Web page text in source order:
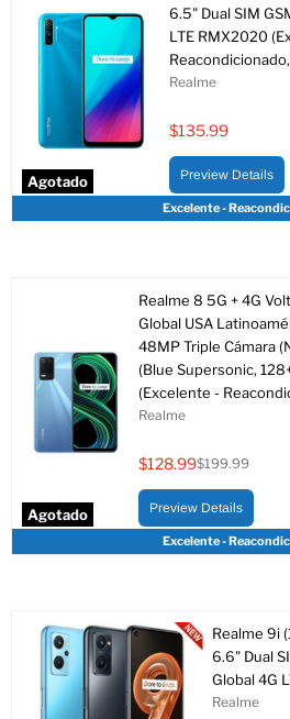
Agotado
Excelente -
6.5" Dual SIM
LTE RMX2020
Realme
$135.99
Preview Details
Agotado
Excelente -
Realme 8 5G + 4G
Global USA
48MP Triple Cámara
(Blue Supersonic,
(Excelente -
Realme
actual
$128.99$199.99
Preview Details
Realme 9i
6.6" Dual
Global 4G
Realme